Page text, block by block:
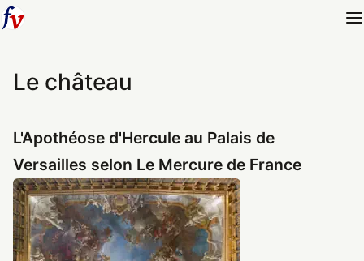
Le château
L'Apothéose d'Hercule au Palais de
Versailles selon Le Mercure de France